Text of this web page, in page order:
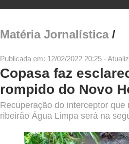
Matéria Jornalística/
Publicada em: 12/02/2022 20:25 -
Copasa faz
rompido do Novo
Recuperação do interceptor
ribeirão Água Limpa será na